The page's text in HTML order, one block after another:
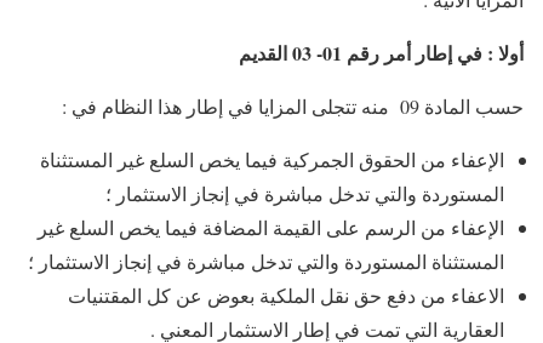
أولا : في إطار أمر رقم 01- 03 القديم
حسب المادة 09 منه تتجلى المزايا في إطار هذا النظام في :
الإعفاء من الحقوق الجمركية فيما يخص السلع غير المستثناة
المستوردة والتي تدخل مباشرة في إنجاز الاستثمار ؛
الإعفاء من الرسم على القيمة المضافة فيما يخص السلع غير
المستثناة المستوردة والتي تدخل مباشرة في إنجاز الاستثمار ؛
الاعفاء من دفع حق نقل الملكية بعوض عن كل المقتنيات
العقارية التي تمت في إطار الاستثمار المعني .